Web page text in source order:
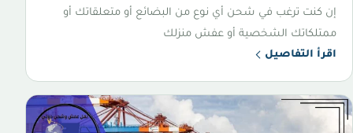
إن كنت ترغب في شحن أي نوع من البضائع أو متعلقاتك أو
ممتلكاتك الشخصية أو عفش منزلك
اقرأ التفاصيل